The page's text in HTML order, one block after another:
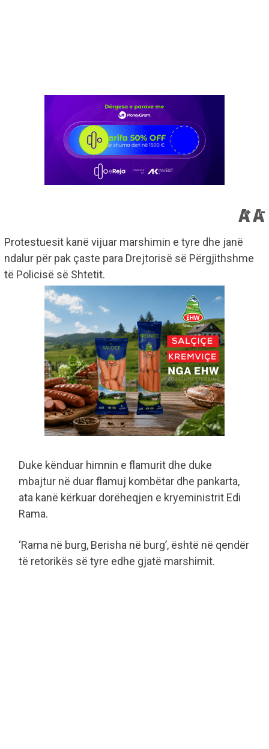
Protestuesit kanë vijuar marshimin e tyre dhe janë
ndalur për pak çaste para Drejtorisë së Përgjithshme
të Policisë së Shtetit.
Duke kënduar himnin e flamurit dhe duke
mbajtur në duar flamuj kombëtar dhe pankarta,
ata kanë kërkuar dorëheqjen e kryeministrit Edi
Rama.
‘Rama në burg, Berisha në burg’, është në qendër
të retorikës së tyre edhe gjatë marshimit.